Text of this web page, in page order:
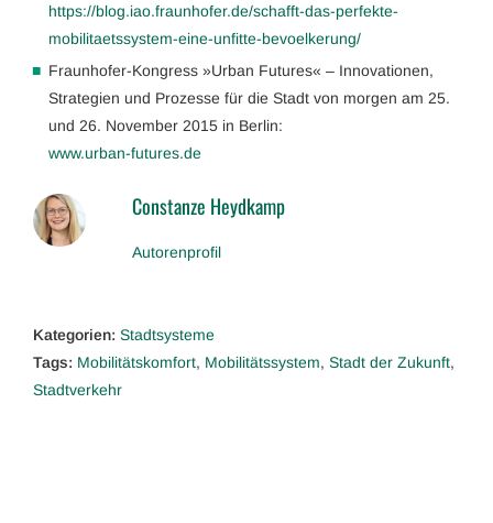
https://blog.iao.fraunhofer.de/schafft-das-perfekte-
mobilitaetssystem-eine-unfitte-bevoelkerung/
Fraunhofer-Kongress »Urban Futures« – Innovationen,
Strategien und Prozesse für die Stadt von morgen am 25.
und 26. November 2015 in Berlin:
www.urban-futures.de
Constanze Heydkamp
Autorenprofil
Kategorien: Stadtsysteme
Tags: Mobilitätskomfort, Mobilitätssystem, Stadt der Zukunft,
Stadtverkehr